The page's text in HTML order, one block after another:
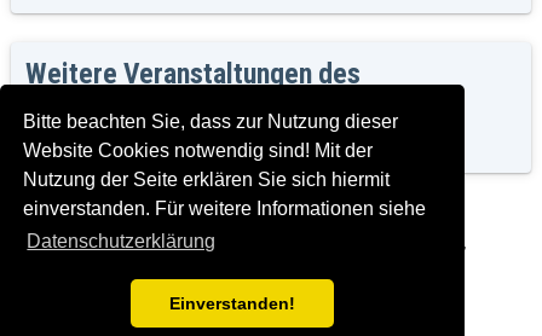
Bitte beachten Sie, dass zur Nutzung dieser
Website Cookies notwendig sind! Mit der
Nutzung der Seite erklären Sie sich hiermit
einverstanden. Für weitere Informationen siehe
Datenschutzerklärung
Einverstanden!
Weitere Veranstaltungen des
Kulturreferates
Keine Veranstaltungen
Herausgeber: Landeshauptstadt München, KULT- Kulturreferat,
Version: T2024-03-15_2.0.0